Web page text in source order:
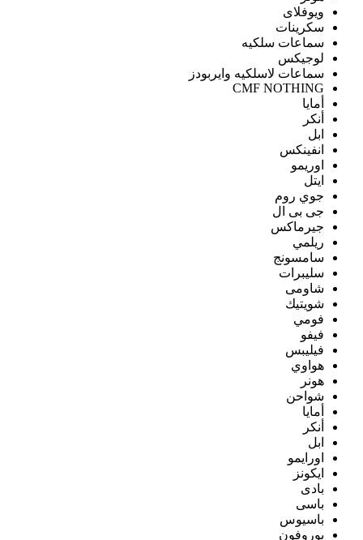
ويوفلاى
سكرينات
سماعات سلكيه
لوجيكس
سماعات لاسلكيه وايربودز
CMF NOTHING
أمايا
أنكر
ابل
انفينكس
اوريمو
ايتل
جوي روم
جى بى ال
جيرماكس
ريلمي
سامسونج
سليبرات
شاومى
شويتيك
فومي
فيفو
فيليبس
هواوي
هونر
شواحن
أمايا
أنكر
ابل
اورايمو
ايكونز
بادى
باسى
باسيوس
بوروفون